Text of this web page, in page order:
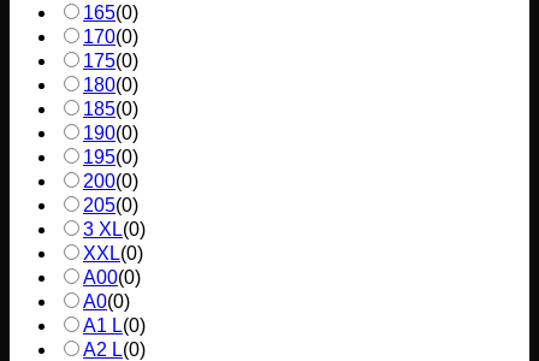
165(0)
170(0)
175(0)
180(0)
185(0)
190(0)
195(0)
200(0)
205(0)
3 XL(0)
XXL(0)
A00(0)
A0(0)
A1 L(0)
A2 L(0)